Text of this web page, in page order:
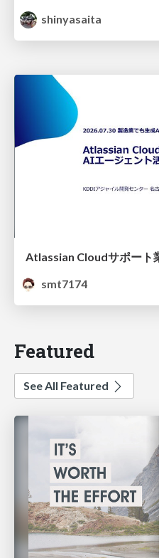
shinyasaita
smt7174
Featured
See All Featured